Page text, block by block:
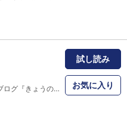
家族との日常を描いたブログ『きょうの横山家』が月間90万PV突破！ 夫婦で漫画家の横山了一による人気実録エッセイが待望の単行本化。
試し読み
お気に入り